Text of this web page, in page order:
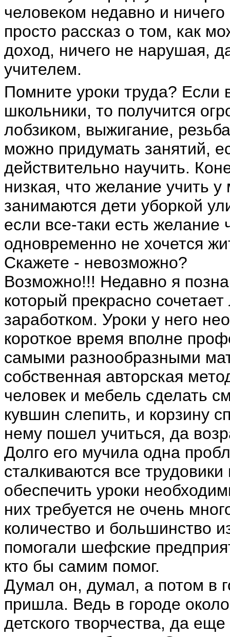
человеком недавно и
просто рассказ о том, как
доход, ничего не нарушая,
учителем.
Помните уроки труда? Если
школьники, то получится
лобзиком, выжигание,
можно придумать занятий,
действительно научить.
низкая, что желание учить
занимаются дети уборкой
если все-таки есть желание
одновременно не хочется
Скажете - невозможно?
Возможно!!! Недавно я
который прекрасно
заработком. Уроки у него
короткое время вполне
самыми разнообразными
собственная авторская
человек и мебель сделать
кувшин слепить, и корзину
нему пошел учиться, да
Долго его мучила одна
сталкиваются все
обеспечить уроки
них требуется не очень
количество и большинство
помогали шефские
кто бы самим помог.
Думал он, думал, а потом в
пришла. Ведь в городе
детского творчества, да